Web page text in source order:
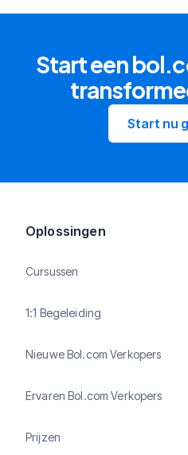
Start een
Start nu
Oplossingen
Cursussen
1:1 Begeleiding
Nieuwe Bol.com Verkopers
Ervaren Bol.com Verkopers
Prijzen